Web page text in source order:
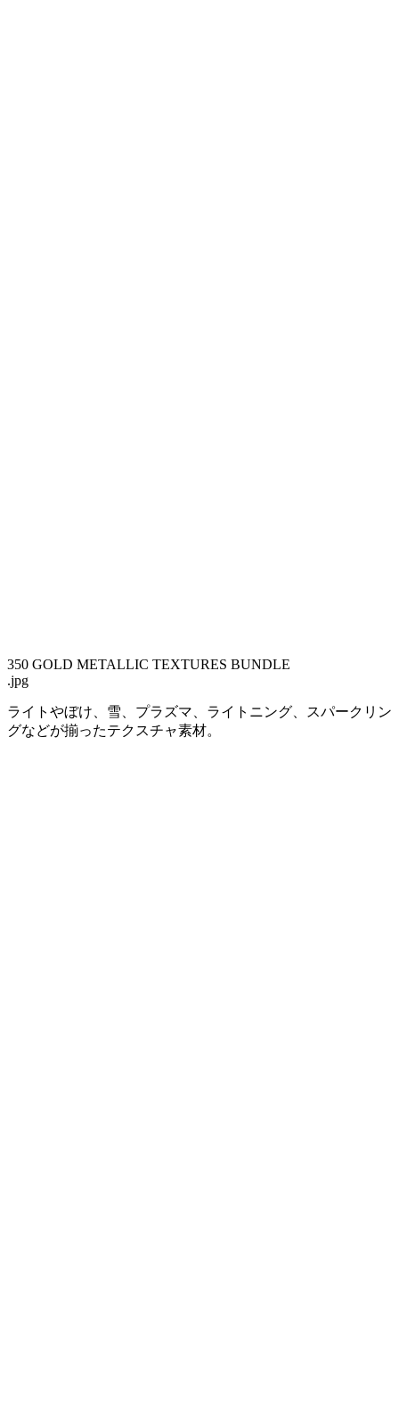
350 GOLD METALLIC TEXTURES BUNDLE
.jpg
ライトやぼけ、雪、プラズマ、ライトニング、スパークリン
グなどが揃ったテクスチャ素材。